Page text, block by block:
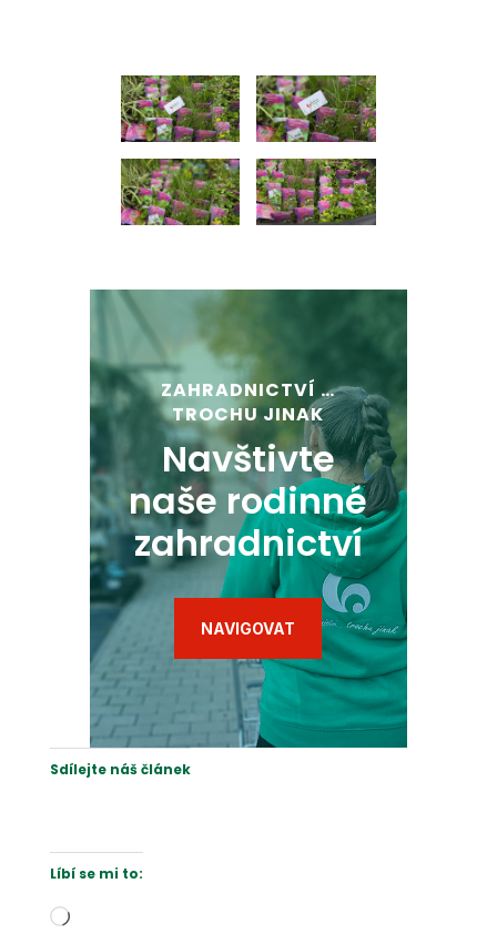
ZAHRADNICTVÍ …
TROCHU JINAK
Navštivte
naše rodinné
zahradnictví
NAVIGOVAT
Sdílejte náš článek
Líbí se mi to:
Načítání…